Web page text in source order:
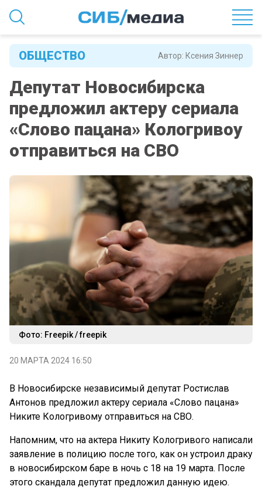
Автор: Ксения Зиннер
ОБЩЕСТВО
Депутат Новосибирска
предложил актеру сериала
«Слово пацана» Кологривоу
отправиться на СВО
Фото: Freepik / freepik
20 МАРТА 2024 16:50
В Новосибирске независимый депутат Ростислав
Антонов предложил актеру сериала «Слово пацана»
Никите Кологривому отправиться на СВО.
Напомним, что на актера Никиту Кологривого написали
заявление в полицию после того, как он устроил драку
в новосибирском баре в ночь с 18 на 19 марта. После
этого скандала депутат предложил данную идею.